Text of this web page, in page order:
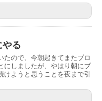
やる
たので、今朝起きてまたブロ
にしましたが、やはり朝にブ
ようと思うことを夜まで引